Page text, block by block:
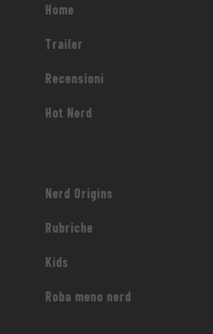
Home
Trailer
Recensioni
Hot Nerd
Nerd Origins
Rubriche
Kids
Roba meno nerd